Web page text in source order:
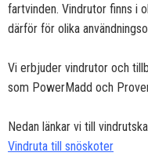
fartvinden. Vindrutor finns i
därför för olika
Vi erbjuder vindrutor och
som PowerMadd och
Nedan länkar vi till
Vindruta till snöskoter